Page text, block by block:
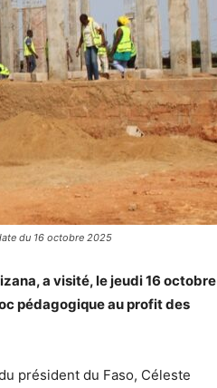
du 16 octobre 2025
a visité, le jeudi 16 octobre
pédagogique au profit des
président du Faso, Céleste